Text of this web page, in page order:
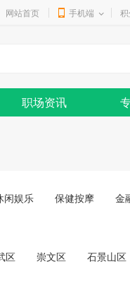
网站首页 手机端
职场资讯
闲娱乐 保健按摩 金
区 崇文区 石景山区